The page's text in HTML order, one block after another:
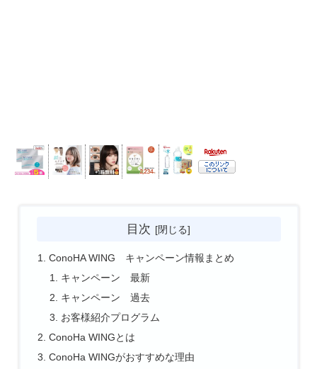
目次
ConoHA WING キャンペーン情報まとめ
キャンペーン 最新
キャンペーン 過去
お客様紹介プログラム
ConoHa WINGとは
ConoHa WINGがおすすめな理由